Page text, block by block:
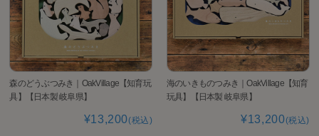
森のどうぶつみき｜OakVillage【知育玩
具】【日本製 岐阜県】
¥13,200(税込)
海のいきものつみき｜OakVillage【知育
玩具】【日本製 岐阜県】
¥13,200(税込)